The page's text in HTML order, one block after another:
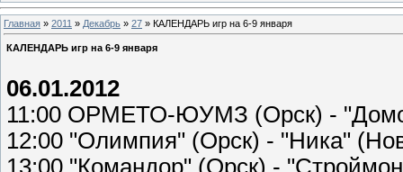
Главная » 2011 » Декабрь » 27 » КАЛЕНДАРЬ игр на 6-9 января
КАЛЕНДАРЬ игр на 6-9 января
06.01.2012
11:00 ОРМЕТО-ЮУМЗ (Орск) -
12:00 "Олимпия" (Орск) - "Ника"
13:00 "Командор" (Орск) -